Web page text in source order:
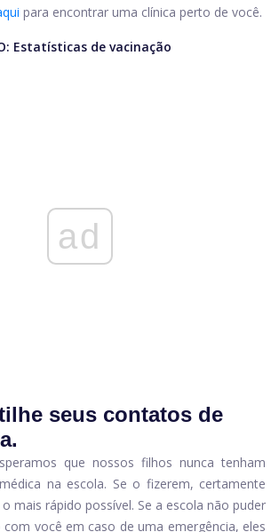
para encontrar uma clínica perto de você.
Estatísticas de vacinação
ad
seus contatos de
que nossos filhos nunca tenham
na escola. Se o fizerem, certamente
mais rápido possível. Se a escola não puder
você em caso de uma emergência, eles